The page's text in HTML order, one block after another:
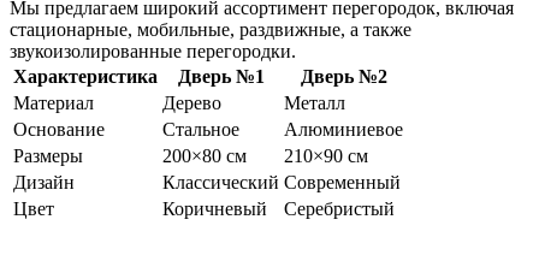
Мы предлагаем широкий ассортимент перегородок, включая
стационарные, мобильные, раздвижные, а также
звукоизолированные перегородки.
Характеристика
Дверь №1
Дверь №2
Материал
Дерево
Металл
Основание
Стальное
Алюминиевое
Размеры
200×80 см
210×90 см
Дизайн
Классический Современный
Цвет
Коричневый Серебристый